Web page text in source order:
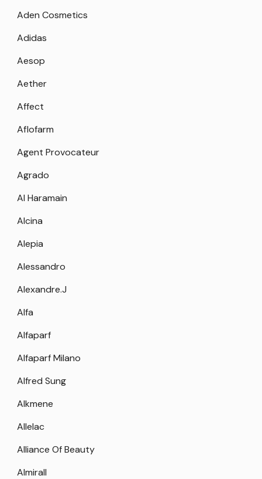
Aden Cosmetics
Adidas
Aesop
Aether
Affect
Aflofarm
Agent Provocateur
Agrado
Al Haramain
Alcina
Alepia
Alessandro
Alexandre.J
Alfa
Alfaparf
Alfaparf Milano
Alfred Sung
Alkmene
Allelac
Alliance Of Beauty
Almirall